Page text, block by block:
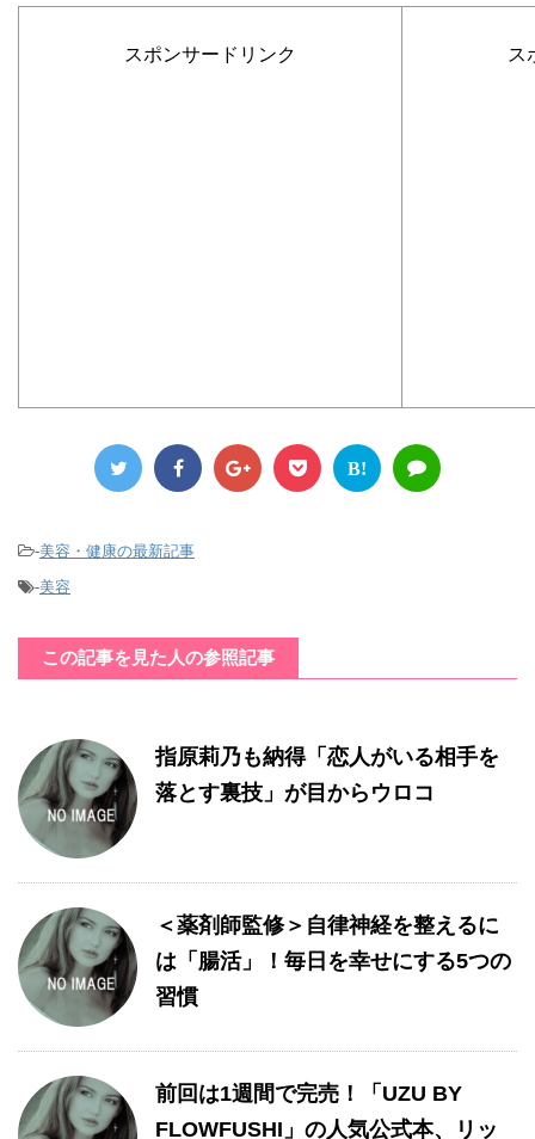
スポンサードリンク ス
B!
-美容・健康の最新記事
-美容
この記事を見た人の参照記事
指原莉乃も納得「恋人がいる相手を
落とす裏技」が目からウロコ
＜薬剤師監修＞自律神経を整えるに
は「腸活」！毎日を幸せにする5つの
習慣
前回は1週間で完売！「UZU BY
FLOWFUSHI」の人気公式本、リッ